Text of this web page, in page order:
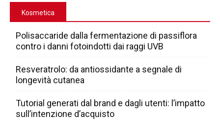
Kosmetica
Polisaccaride dalla fermentazione di passiflora
contro i danni fotoindotti dai raggi UVB
Resveratrolo: da antiossidante a segnale di
longevità cutanea
Tutorial generati dal brand e dagli utenti: l’impatto
sull’intenzione d’acquisto